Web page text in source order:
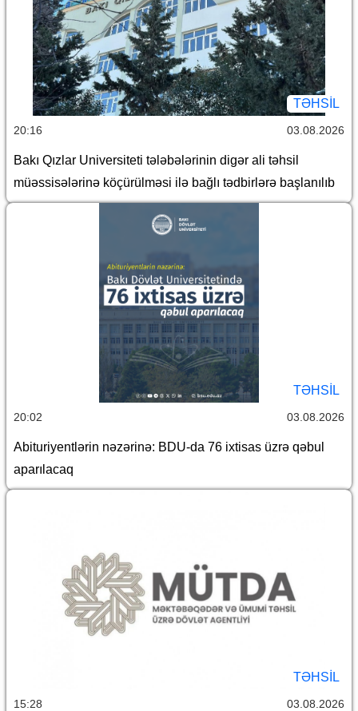
TƏHSIL
20:16 03.08.2026
Bakı Qızlar Universiteti tələbələrinin digər ali təhsil
müəssisələrinə köçürülməsi ilə bağlı tədbirlərə başlanılıb
TƏHSIL
20:02 03.08.2026
Abituriyentlərin nəzərinə: BDU-da 76 ixtisas üzrə qəbul
aparılacaq
TƏHSIL
15:28 03.08.2026